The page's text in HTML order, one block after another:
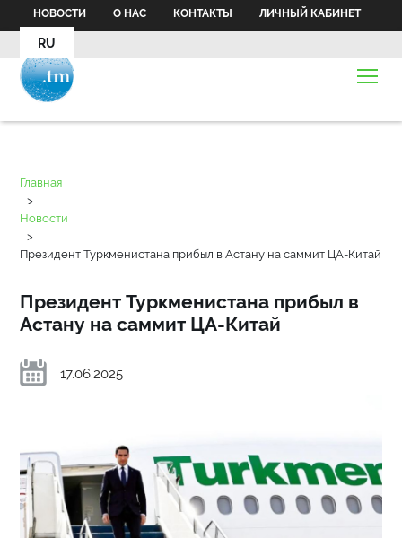
НОВОСТИ О НАС КОНТАКТЫ ЛИЧНЫЙ КАБИНЕТ
RU
Главная
>
Новости
>
Президент Туркменистана прибыл в Астану на саммит ЦА-Китай
Президент Туркменистана прибыл в
Астану на саммит ЦА-Китай
17.06.2025